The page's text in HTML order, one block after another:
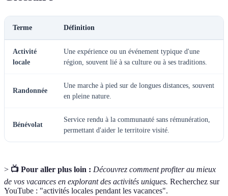
Terme Définition
Activité
locale
Une expérience ou un événement typique d'une
région, souvent lié à sa culture ou à ses traditions.
Randonnée
Une marche à pied sur de longues distances, souvent
en pleine nature.
Bénévolat
Service rendu à la communauté sans rémunération,
permettant d'aider le territoire visité.
> 📺 Pour aller plus loin : Découvrez comment profiter au mieux
de vos vacances en explorant des activités uniques. Recherchez sur
YouTube : "activités locales pendant les vacances".